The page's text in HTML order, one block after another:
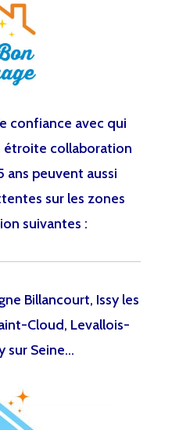
confiance avec qui
étroite collaboration
ans peuvent aussi
sur les zones
suivantes :
Billancourt, Issy les
Cloud, Levallois-
sur Seine…